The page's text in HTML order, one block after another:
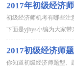
2017年初级经济
初级经济师机考有哪些注
下面是yjbys小编为大家
考注意事项 1.试点地区：
2017初级经济师
你知道初级经济师题型、